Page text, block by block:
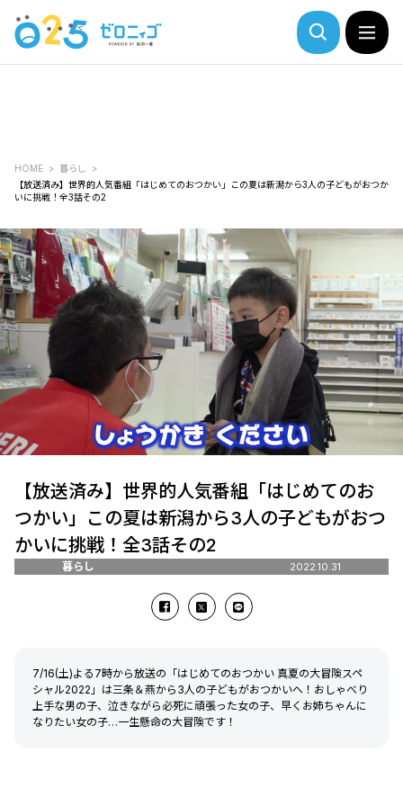
HOME
暮らし
【放送済み】世界的人気番組「はじめてのおつかい」この夏は新潟から3人の子どもがおつか
いに挑戦！全3話その2
【放送済み】世界的人気番組「はじめてのお
つかい」この夏は新潟から3人の子どもがおつ
かいに挑戦！全3話その2
暮らし 2022.10.31
7/16(土)よる7時から放送の「はじめてのおつかい 真夏の大冒険スペ
シャル2022」は三条＆燕から3人の子どもがおつかいへ！おしゃべり
上手な男の子、泣きながら必死に頑張った女の子、早くお姉ちゃんに
なりたい女の子…一生懸命の大冒険です！